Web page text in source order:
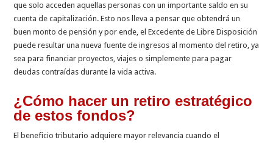
que solo acceden aquellas personas con un importante saldo en su
cuenta de capi­talización. Esto nos lleva a pensar que obtendrá un
buen monto de pensión y por ende, el Excedente de Libre Dispo­sición
puede resultar una nueva fuente de ingresos al momento del retiro, ya
sea para financiar proyectos, viajes o sim­plemente para pagar
deudas contraídas durante la vida activa.
¿Cómo hacer un retiro estratégico
de estos fondos?
El beneficio tributario adquiere mayor relevancia cuando el